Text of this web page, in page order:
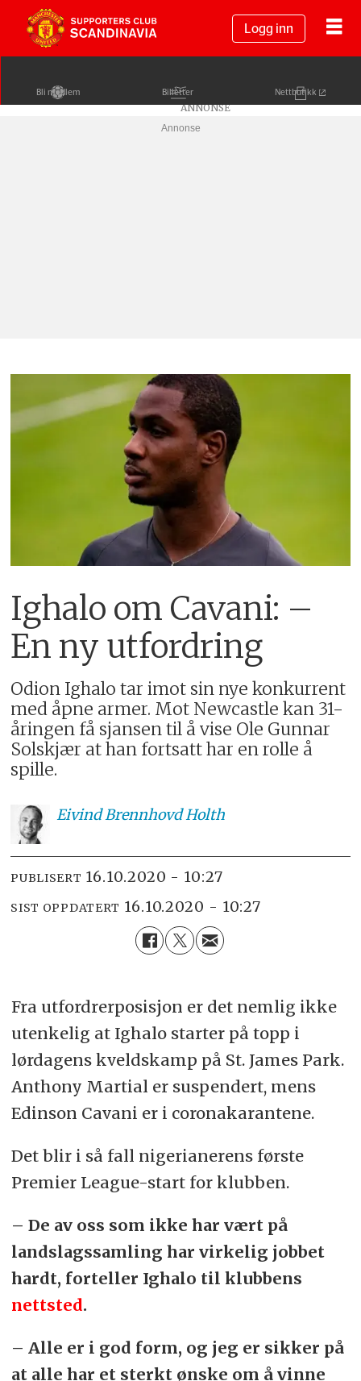
Logg inn
Bli medlem Billetter Nettbutikk
Annonse
Ighalo om Cavani: –
En ny utfordring
Odion Ighalo tar imot sin nye konkurrent
med åpne armer. Mot Newcastle kan 31-
åringen få sjansen til å vise Ole Gunnar
Solskjær at han fortsatt har en rolle å
spille.
EivindBrennhovd Holth
PUBLISERT 16.10.2020 - 10:27
SIST OPPDATERT 16.10.2020 - 10:27
Fra utfordrerposisjon er det nemlig ikke
utenkelig at Ighalo starter på topp i
lørdagens kveldskamp på St. James Park.
Anthony Martial er suspendert, mens
Edinson Cavani er i coronakarantene.
Det blir i så fall nigerianerens første
Premier League-start for klubben.
– De av oss som ikke har vært på
landslagssamling har virkelig jobbet
hardt, forteller Ighalo til klubbens
nettsted.
– Alle er i god form, og jeg er sikker på
at alle har et sterkt ønske om å vinne